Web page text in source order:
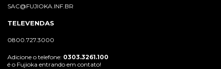
SAC@FUJIOKA.INF.BR
TELEVENDAS
0800.727.3000
Adicione o telefone: 0303.3261.100
é o Fujioka entrando em contato!